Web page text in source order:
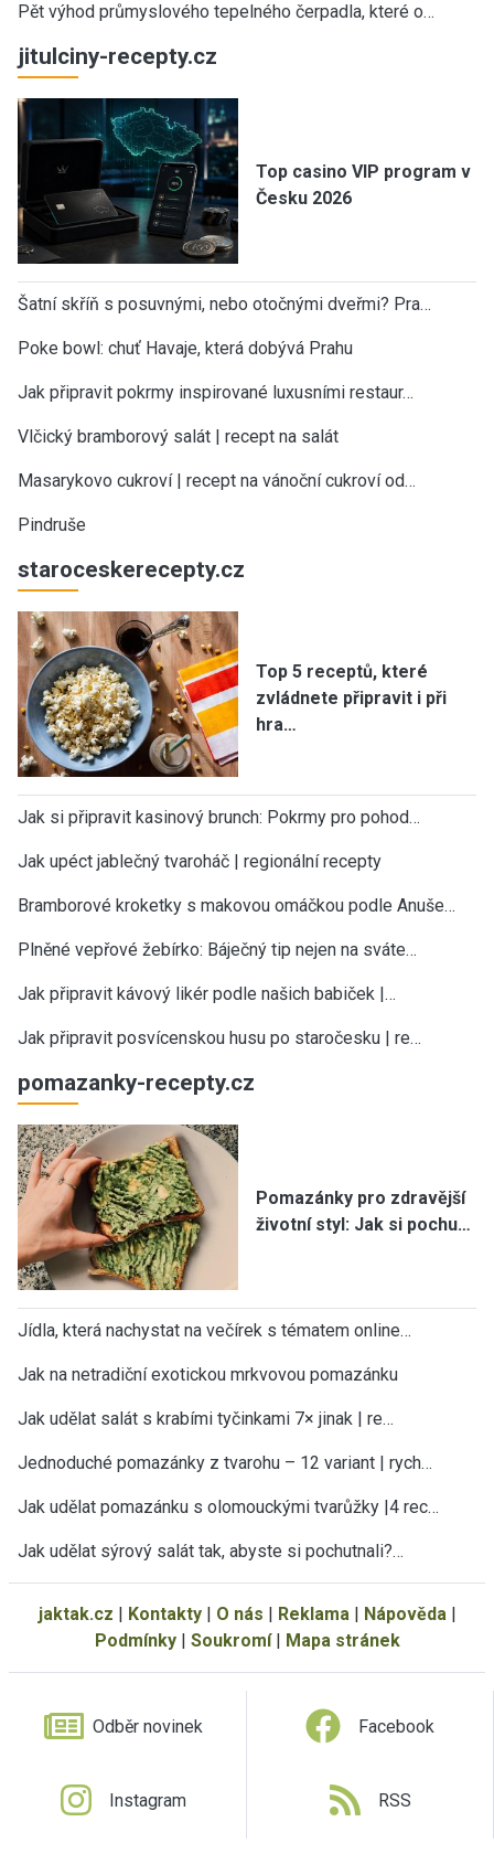
Pět výhod průmyslového tepelného čerpadla, které o…
jitulciny-recepty.cz
Top casino VIP program v
Česku 2026
Šatní skříň s posuvnými, nebo otočnými dveřmi? Pra…
Poke bowl: chuť Havaje, která dobývá Prahu
Jak připravit pokrmy inspirované luxusními restaur…
Vlčický bramborový salát | recept na salát
Masarykovo cukroví | recept na vánoční cukroví od…
Pindruše
staroceskerecepty.cz
Top 5 receptů, které
zvládnete připravit i při
hra…
Jak si připravit kasinový brunch: Pokrmy pro pohod…
Jak upéct jablečný tvaroháč | regionální recepty
Bramborové kroketky s makovou omáčkou podle Anuše…
Plněné vepřové žebírko: Báječný tip nejen na sváte…
Jak připravit kávový likér podle našich babiček |…
Jak připravit posvícenskou husu po staročesku | re…
pomazanky-recepty.cz
Pomazánky pro zdravější
životní styl: Jak si pochu…
Jídla, která nachystat na večírek s tématem online…
Jak na netradiční exotickou mrkvovou pomazánku
Jak udělat salát s krabími tyčinkami 7× jinak | re…
Jednoduché pomazánky z tvarohu – 12 variant | rych…
Jak udělat pomazánku s olomouckými tvarůžky |4 rec…
Jak udělat sýrový salát tak, abyste si pochutnali?…
jaktak.cz | Kontakty| O nás | Reklama| Nápověda|
Podmínky| Soukromí| Mapa stránek
Odběr novinek Facebook
Instagram RSS